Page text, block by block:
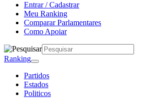
Entrar / Cadastrar
Meu Ranking
Comparar Parlamentares
Como Apoiar
Ranking
Partidos
Estados
Politicos